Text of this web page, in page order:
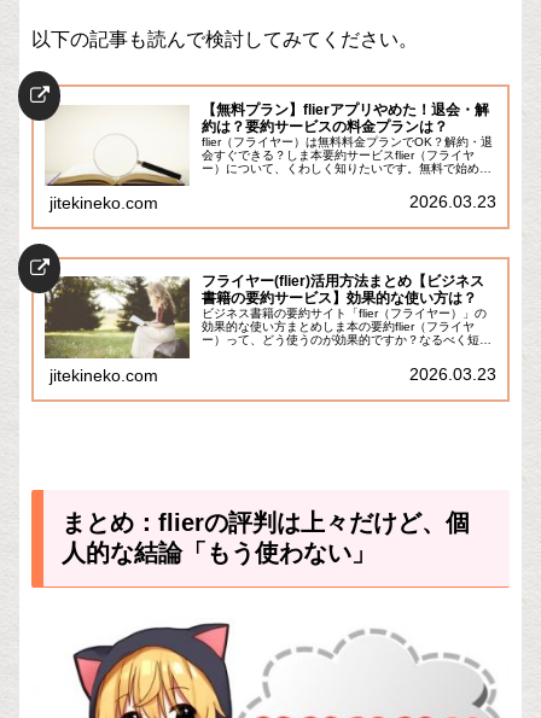
以下の記事も読んで検討してみてください。
【無料プラン】flierアプリやめた！退会・解
約は？要約サービスの料金プランは？
flier（フライヤー）は無料料金プランでOK？解約・退
会すぐできる？しま本要約サービスflier（フライヤ
ー）について、くわしく知りたいです。無料で始めら
有料プランも両方あります！本の要約 ...
jitekineko.com 2026.03.23
フライヤー(flier)活用方法まとめ【ビジネス
書籍の要約サービス】効果的な使い方は？
ビジネス書籍の要約サイト「flier（フライヤー）」の
効果的な使い方まとめしま本の要約flier（フライヤ
ー）って、どう使うのが効果的ですか？なるべく短時
ます。そんな疑問を解決します。私は1ヶ...
jitekineko.com 2026.03.23
まとめ：flierの評判は上々だけど、個
人的な結論「もう使わない」